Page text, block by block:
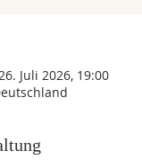
Juli 2026, 19:00